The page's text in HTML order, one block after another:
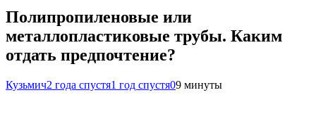
Полипропиленовые или
металлопластиковые трубы. Каким
отдать предпочтение?
Кузьмич2 года спустя1 год спустя09 минуты